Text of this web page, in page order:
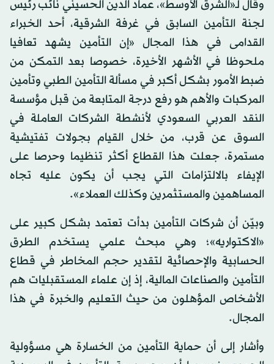
وقال لـ«الشرق الأوسط»، عماد الدين الحسيني نائب رئيس
لجنة التأمين السابق في غرفة الشرقية، أحد الخبراء
القدامى في هذا المجال «إن التأمين يشهد تعافيا
ملحوظا في الأشهر الأخيرة، خصوصا بعد التمكن من
ضبط الأمور بشكل أكبر في مسألة التأمين الطبي وتأمين
المركبات والأهم هو رفع درجة المتابعة من قبل مؤسسة
النقد العربي السعودي لأنشطة الشركات العاملة في
السوق عن قرب، من خلال القيام بجولات تفتيشية
مستمرة، جعلت هذا القطاع أكثر تنظيما وحرصا على
الإيفاء بالالتزامات التي يجب أن يكون عليه تجاه
المساهمين والمستثمرين وكذلك العملاء».
وبيّن أن شركات التأمين بدأت تعتمد بشكل كبير على
«الاكتواريه»؛ وهي مبحث علمي يستخدم الطرق
الحسابية والإحصائية لتقدير حجم المخاطر في قطاع
التأمين والصناعات المالية، إذ إن علماء المستقبليات هم
الأشخاص المؤهلون من حيث التعليم والخبرة في هذا
المجال.
وأشار إلى أن حماية التأمين من الخسارة هي مسؤولية